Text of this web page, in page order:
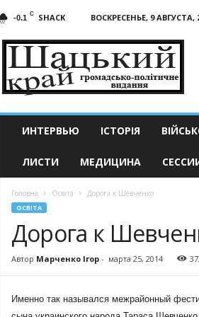
-0.1 C SHACK
ВОСКРЕСЕНЬЕ, 9 АВГУСТА,
край
ИНТЕРВЬЮ ІСТОРІЯ
ЛИСТИ МЕДИЦИНА
Головна Освіта Дорога к Шевченко
ОСВІТА
Дорога к
Автор Марченко Ігор- марта 25, 2014
Именно так назывался межрайонный